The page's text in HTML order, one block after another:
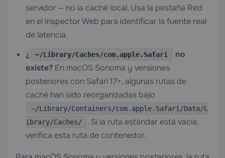
servidor — no la caché local. Usa la pestaña Red
en el Inspector Web para identificar la fuente real
de latencia.
¿
~/Library/Caches/com.apple.Safari
no
existe? En macOS Sonoma y versiones
posteriores con Safari 17+, algunas rutas de
caché han sido reorganizadas bajo
~/Library/Containers/com.apple.Safari/Data/L
ibrary/Caches/
. Si la ruta estándar está vacía,
verifica esta ruta de contenedor.